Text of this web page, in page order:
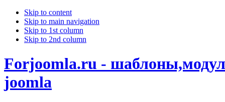
Skip to content
Skip to main navigation
Skip to 1st column
Skip to 2nd column
Forjoomla.ru -
joomla